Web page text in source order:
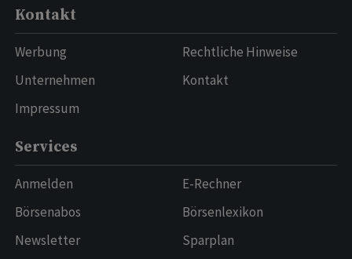
Kontakt
Werbung
Unternehmen
Impressum
Rechtliche Hinweise
Kontakt
Services
Anmelden
Börsenabos
Newsletter
E-Rechner
Börsenlexikon
Sparplan